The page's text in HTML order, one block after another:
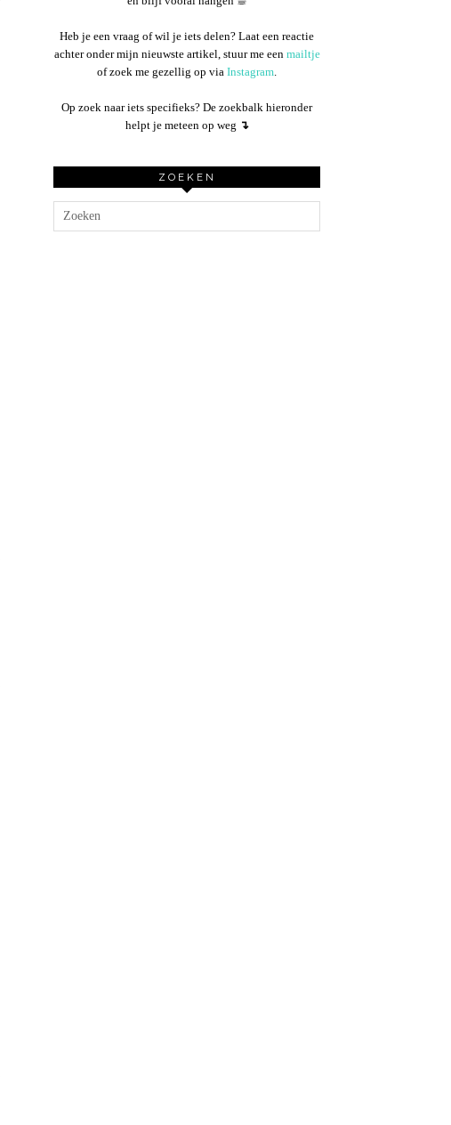
Heb je een vraag of wil je iets delen? Laat een reactie
achter onder mijn nieuwste artikel, stuur me een mailtje
of zoek me gezellig op via Instagram.
Op zoek naar iets specifieks? De zoekbalk hieronder
helpt je meteen op weg ↴
ZOEKEN